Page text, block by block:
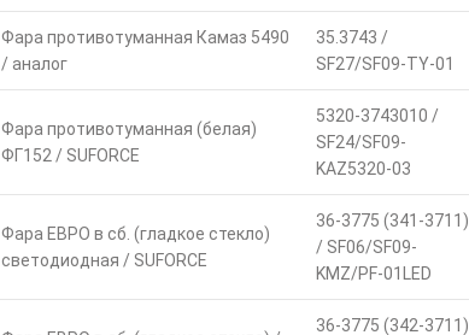
Фара противотуманная Камаз 5490
/ аналог
35.3743 /
SF27/SF09-TY-01
Фара противотуманная (белая)
ФГ152 / SUFORCE
5320-3743010 /
SF24/SF09-
KAZ5320-03
Фара ЕВРО в сб. (гладкое стекло)
светодиодная / SUFORCE
36-3775 (341-3711)
/ SF06/SF09-
KMZ/PF-01LED
36-3775 (342-3711)